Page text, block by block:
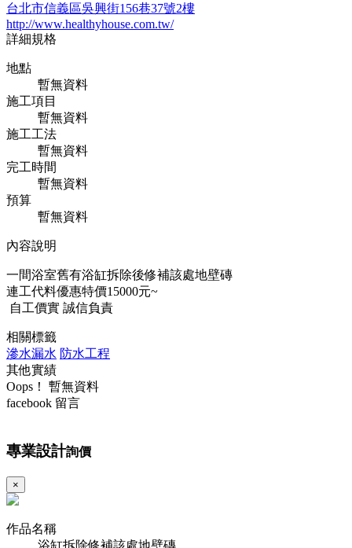
台北市信義區吳興街156巷37號2樓
http://www.healthyhouse.com.tw/
詳細規格
地點
暫無資料
施工項目
暫無資料
施工工法
暫無資料
完工時間
暫無資料
預算
暫無資料
內容說明
一間浴室舊有浴缸拆除後修補該處地壁磚
連工代料優惠特價15000元~
自工價實 誠信負責
相關標籤
滲水漏水 防水工程
其他實績
Oops！ 暫無資料
facebook 留言
專業設計詢價
×
作品名稱
浴缸拆除修補該處地壁磚